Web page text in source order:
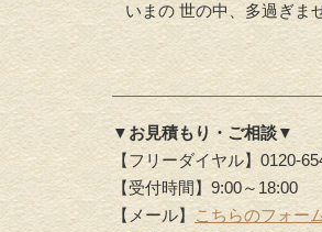
いまの 世の中、多過ぎま
▼お見積もり・ご相談▼
【フリーダイヤル】0120-
【受付時間】9:00～18:00
【メール】こちらのフォー